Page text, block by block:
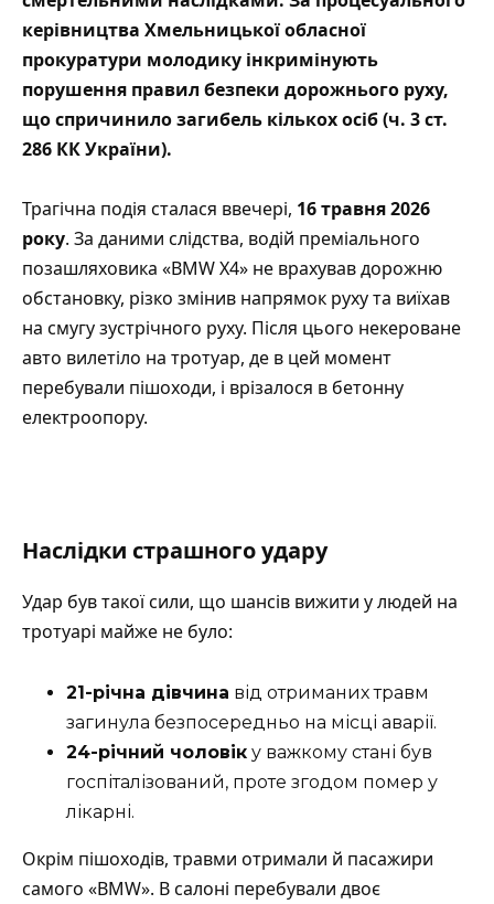
керівництва Хмельницької обласної
прокуратури молодику інкримінують
порушення правил безпеки дорожнього руху,
що спричинило загибель кількох осіб (ч. 3 ст.
286 КК України).
Трагічна подія сталася ввечері, 16 травня 2026
року. За даними слідства, водій преміального
позашляховика «BMW X4» не врахував дорожню
обстановку, різко змінив напрямок руху та виїхав
на смугу зустрічного руху. Після цього некероване
авто вилетіло на тротуар, де в цей момент
перебували пішоходи, і врізалося в бетонну
електроопору.
Наслідки страшного удару
Удар був такої сили, що шансів вижити у людей на
тротуарі майже не було:
21-річна дівчина від отриманих травм
загинула безпосередньо на місці аварії.
24-річний чоловік у важкому стані був
госпіталізований, проте згодом помер у
лікарні.
Окрім пішоходів, травми отримали й пасажири
самого «BMW». В салоні перебували двоє